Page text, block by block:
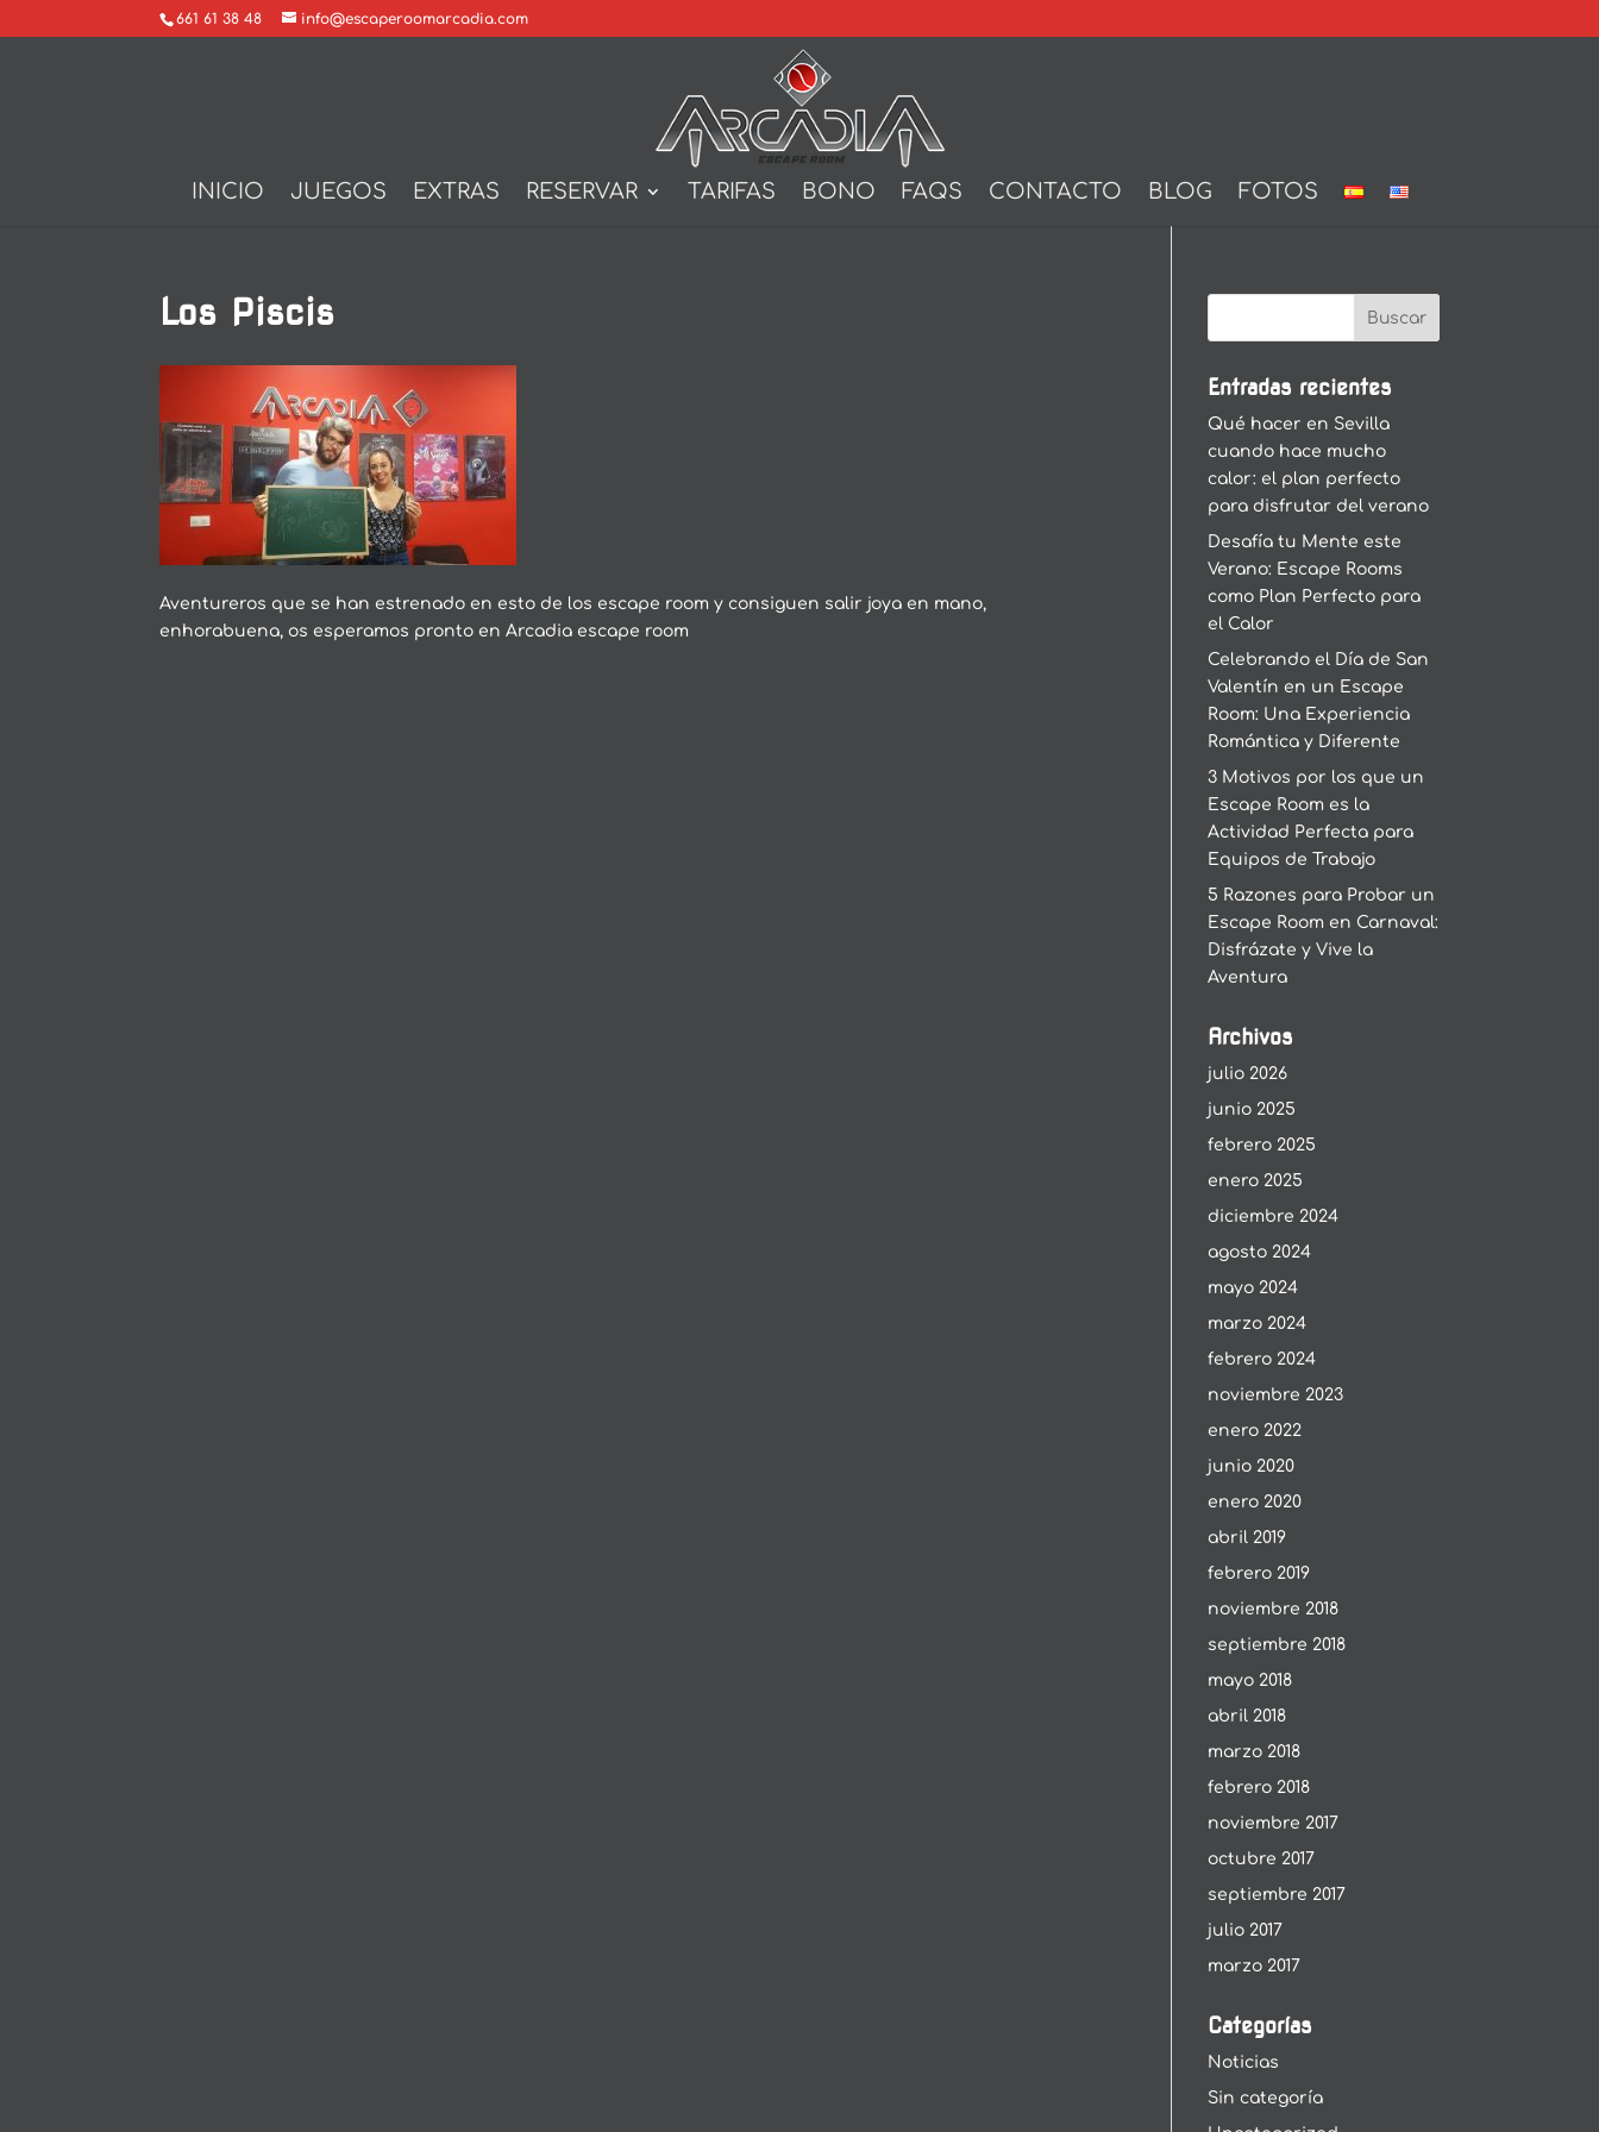
661 61 38 48 info@escaperoomarcadia.com
INICIO JUEGOS EXTRAS RESERVAR TARIFAS BONO FAQS CONTACTO BLOG FOTOS
Los Piscis
Aventureros que se han estrenado en esto de los escape room y consiguen salir joya en mano,
enhorabuena, os esperamos pronto en Arcadia escape room
Entradas recientes
Qué hacer en Sevilla
cuando hace mucho
calor: el plan perfecto
para disfrutar del verano
Desafía tu Mente este
Verano: Escape Rooms
como Plan Perfecto para
el Calor
Celebrando el Día de San
Valentín en un Escape
Room: Una Experiencia
Romántica y Diferente
3 Motivos por los que un
Escape Room es la
Actividad Perfecta para
Equipos de Trabajo
5 Razones para Probar un
Escape Room en Carnaval:
Disfrázate y Vive la
Aventura
Archivos
julio 2026
junio 2025
febrero 2025
enero 2025
diciembre 2024
agosto 2024
mayo 2024
marzo 2024
febrero 2024
noviembre 2023
enero 2022
junio 2020
enero 2020
abril 2019
febrero 2019
noviembre 2018
septiembre 2018
mayo 2018
abril 2018
marzo 2018
febrero 2018
noviembre 2017
octubre 2017
septiembre 2017
julio 2017
marzo 2017
Categorías
Noticias
Sin categoría